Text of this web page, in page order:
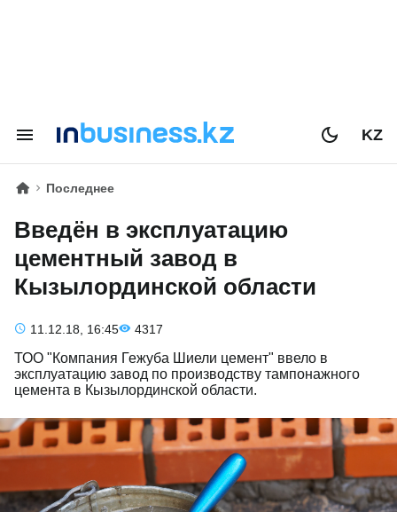
KZ
Последнее
Введён в эксплуатацию
цементный завод в
Кызылординской области
11.12.18, 16:45 4317
ТОО "Компания Гежуба Шиели цемент" ввело в
эксплуатацию завод по производству тампонажного
цемента в Кызылординской области.